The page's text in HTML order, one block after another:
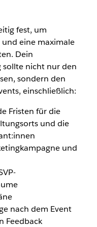
fest, um
eine maximale
Dein
nicht nur den
sondern den
einschließlich:
Fristen für die
und die
und
nach dem Event
Feedback